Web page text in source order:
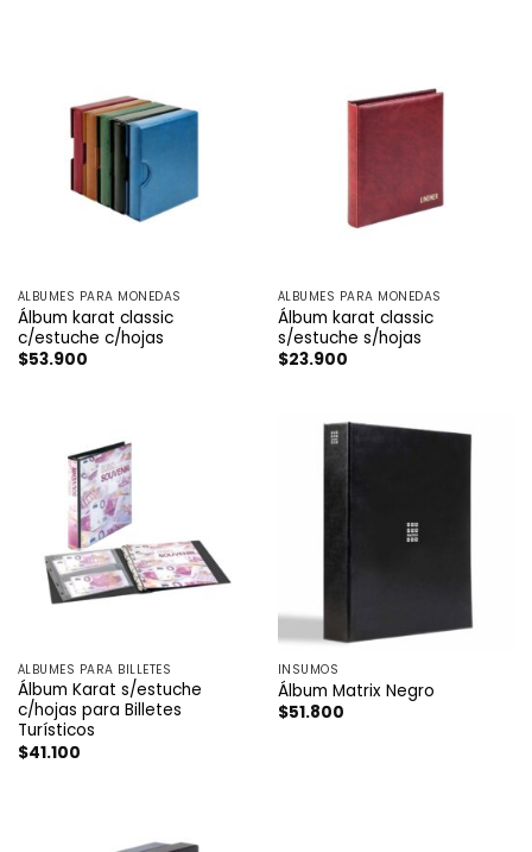
ÁLBUMES PARA MONEDAS
Álbum karat classic
c/estuche c/hojas
$53.900
ÁLBUMES PARA MONEDAS
Álbum karat classic
s/estuche s/hojas
$23.900
ÁLBUMES PARA BILLETES
Álbum Karat s/estuche
c/hojas para Billetes
Turísticos
$41.100
INSUMOS
Álbum Matrix Negro
$51.800